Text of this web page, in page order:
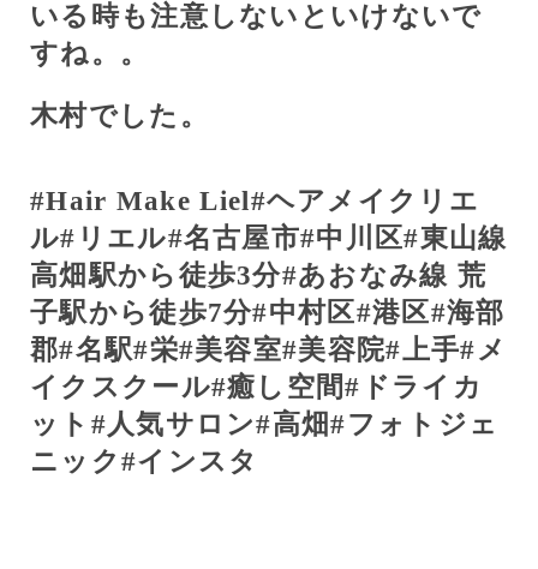
いる時も注意しないといけないで
すね。。
木村でした。
#Hair Make Liel#ヘアメイクリエ
ル# リエル#名古屋市#中川区#東山線
高畑駅から徒歩3分#あおなみ線 荒
子駅から徒歩7分#中村区#港区#海部
郡#名駅#栄#美容室#美容院#上手#メ
イクスクール#癒し空間# ドライカ
ット #人気サロン#高畑#フォトジェ
ニック #インスタ